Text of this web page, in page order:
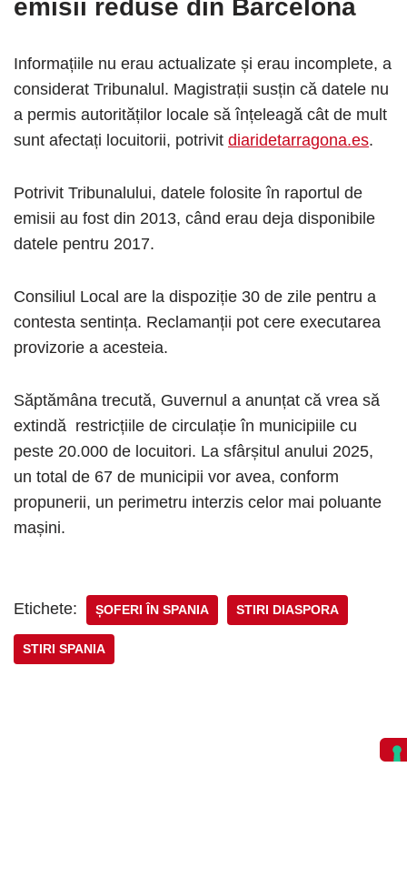
emisii reduse din Barcelona
Informațiile nu erau actualizate și erau incomplete, a
considerat Tribunalul. Magistrații susțin că datele nu
a permis autorităților locale să înțeleagă cât de mult
sunt afectați locuitorii, potrivit diaridetarragona.es.
Potrivit Tribunalului, datele folosite în raportul de
emisii au fost din 2013, când erau deja disponibile
datele pentru 2017.
Consiliul Local are la dispoziție 30 de zile pentru a
contesta sentința. Reclamanții pot cere executarea
provizorie a acesteia.
Săptămâna trecută, Guvernul a anunțat că vrea să
extindă restricțiile de circulație în municipiile cu
peste 20.000 de locuitori. La sfârșitul anului 2025,
un total de 67 de municipii vor avea, conform
propunerii, un perimetru interzis celor mai poluante
mașini.
Etichete: ȘOFERI ÎN SPANIA STIRI DIASPORA
STIRI SPANIA